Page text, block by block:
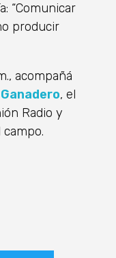
“Comunicar
producir
acompañá
, el
Radio y
campo.